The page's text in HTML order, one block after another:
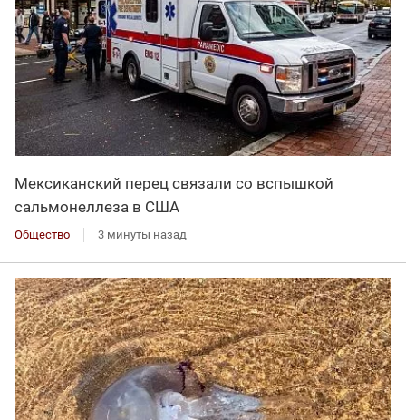
Мексиканский перец связали со вспышкой
сальмонеллеза в США
Общество 3 минуты назад